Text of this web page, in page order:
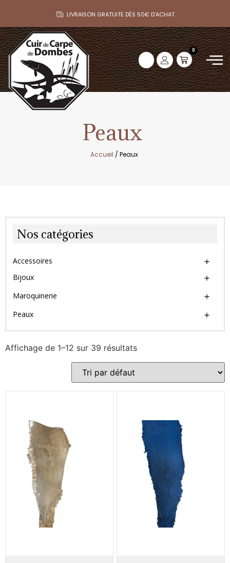
LIVRAISON GRATUITE DÈS 50€ D’ACHAT
0
Peaux
Accueil / Peaux
Nos catégories
Accessoires
Bijoux
Maroquinerie
Peaux
Affichage de 1–12 sur 39 résultats